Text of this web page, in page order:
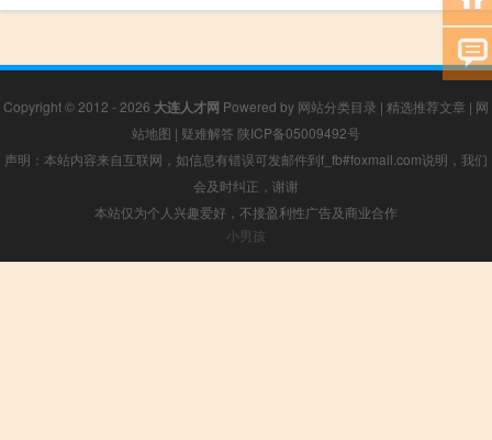
Copyright © 2012 - 2026 大连人才网 Powered by 网站分类目录 | 精选推荐文章 | 网
站地图 | 疑难解答 陕ICP备05009492号
声明：本站内容来自互联网，如信息有错误可发邮件到f_fb#foxmail.com说明，我们
会及时纠正，谢谢
本站仅为个人兴趣爱好，不接盈利性广告及商业合作
小男孩